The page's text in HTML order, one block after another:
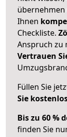
Ihnen
Checkliste.
Anspruch zu
Vertrauen
Füllen Sie
Sie
Bis zu 60 %
finden Sie